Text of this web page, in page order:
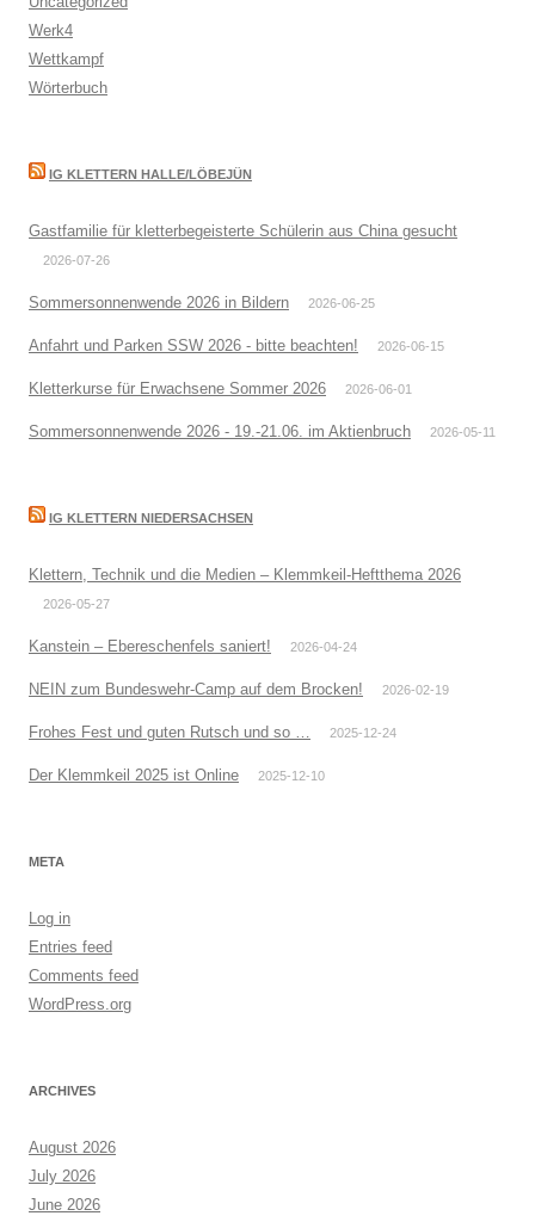
Werk4
Wettkampf
Wörterbuch
IG KLETTERN HALLE/LÖBEJÜN
Gastfamilie für kletterbegeisterte Schülerin aus China gesucht
2026-07-26
Sommersonnenwende 2026 in Bildern 2026-06-25
Anfahrt und Parken SSW 2026 - bitte beachten! 2026-06-15
Kletterkurse für Erwachsene Sommer 2026 2026-06-01
Sommersonnenwende 2026 - 19.-21.06. im Aktienbruch 2026-05-11
IG KLETTERN NIEDERSACHSEN
Klettern, Technik und die Medien – Klemmkeil-Heftthema 2026
2026-05-27
Kanstein – Ebereschenfels saniert! 2026-04-24
NEIN zum Bundeswehr-Camp auf dem Brocken! 2026-02-19
Frohes Fest und guten Rutsch und so … 2025-12-24
Der Klemmkeil 2025 ist Online 2025-12-10
META
Log in
Entries feed
Comments feed
WordPress.org
ARCHIVES
August 2026
July 2026
June 2026